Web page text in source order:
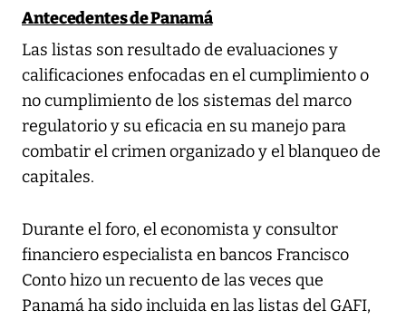
Antecedentes de Panamá
Las listas son resultado de evaluaciones y
calificaciones enfocadas en el cumplimiento o
no cumplimiento de los sistemas del marco
regulatorio y su eficacia en su manejo para
combatir el crimen organizado y el blanqueo de
capitales.
Durante el foro, el economista y consultor
financiero especialista en bancos Francisco
Conto hizo un recuento de las veces que
Panamá ha sido incluida en las listas del GAFI,